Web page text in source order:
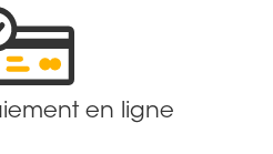
en ligne